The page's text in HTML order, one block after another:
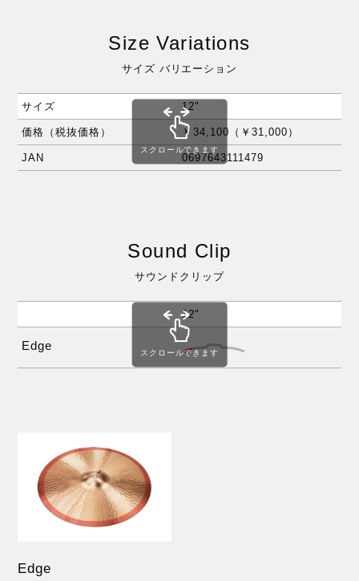
Size Variations
サイズ バリエーション
サイズ 12"
価格（税抜価格） ￥34,100（￥31,000）
JAN 0697643111479
スクロールできます
Sound Clip
サウンドクリップ
12"
Edge スクロールできます
Edge